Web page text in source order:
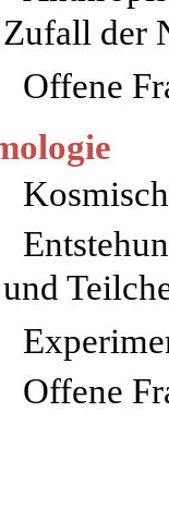
Zufall der
Offene
und
Offene